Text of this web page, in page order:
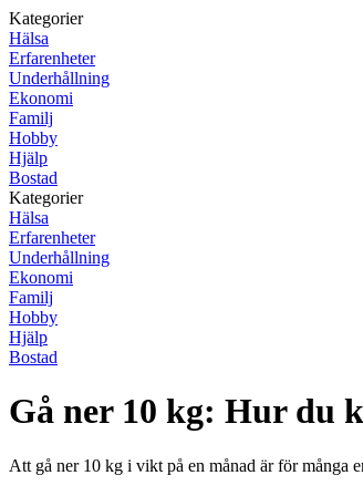
Kategorier
Hälsa
Erfarenheter
Underhållning
Ekonomi
Familj
Hobby
Hjälp
Bostad
Kategorier
Hälsa
Erfarenheter
Underhållning
Ekonomi
Familj
Hobby
Hjälp
Bostad
Gå ner 10 kg: Hur du
Att gå ner 10 kg i vikt på en månad är för många